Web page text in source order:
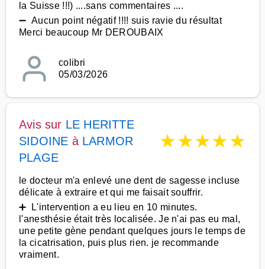
la Suisse !!!) ....sans commentaires ....
➖ Aucun point négatif !!!! suis ravie du résultat
Merci beaucoup Mr DEROUBAIX
colibri
05/03/2026
Avis sur LE HERITTE
SIDOINE à LARMOR
PLAGE
★★★★★
le docteur m'a enlevé une dent de sagesse incluse
délicate à extraire et qui me faisait souffrir.
➕ L'intervention a eu lieu en 10 minutes.
l'anesthésie était très localisée. Je n'ai pas eu mal,
une petite gène pendant quelques jours le temps de
la cicatrisation, puis plus rien. je recommande
vraiment.